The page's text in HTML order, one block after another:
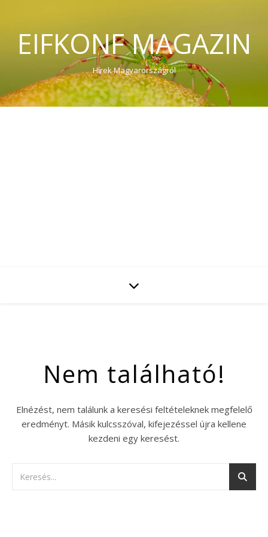
EIFKONF MAGAZIN
Hírek Magyarországról
Nem található!
Elnézést, nem találunk a keresési feltételeknek megfelelő
eredményt. Másik kulcsszóval, kifejezéssel újra kellene
kezdeni egy keresést.